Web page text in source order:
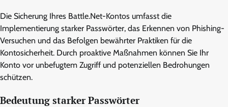
Die Sicherung Ihres Battle.Net-Kontos umfasst die
Implementierung starker Passwörter, das Erkennen von Phishing-
Versuchen und das Befolgen bewährter Praktiken für die
Kontosicherheit. Durch proaktive Maßnahmen können Sie Ihr
Konto vor unbefugtem Zugriff und potenziellen Bedrohungen
schützen.
Bedeutung starker Passwörter